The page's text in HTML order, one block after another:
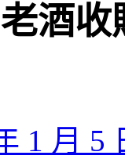
酒
1 月 5